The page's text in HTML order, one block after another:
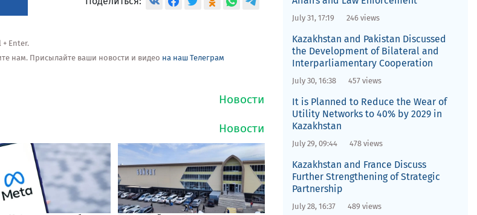
Enter.
нам. Присылайте ваши новости и видео на наш Телеграм
July 31, 17:19 246 views
Kazakhstan and Pakistan Discussed
the Development of Bilateral and
Interparliamentary Cooperation
July 30, 16:38 457 views
It is Planned to Reduce the Wear of
Utility Networks to 40% by 2029 in
Kazakhstan
July 29, 09:44 478 views
Kazakhstan and France Discuss
Further Strengthening of Strategic
Partnership
July 28, 16:37 489 views